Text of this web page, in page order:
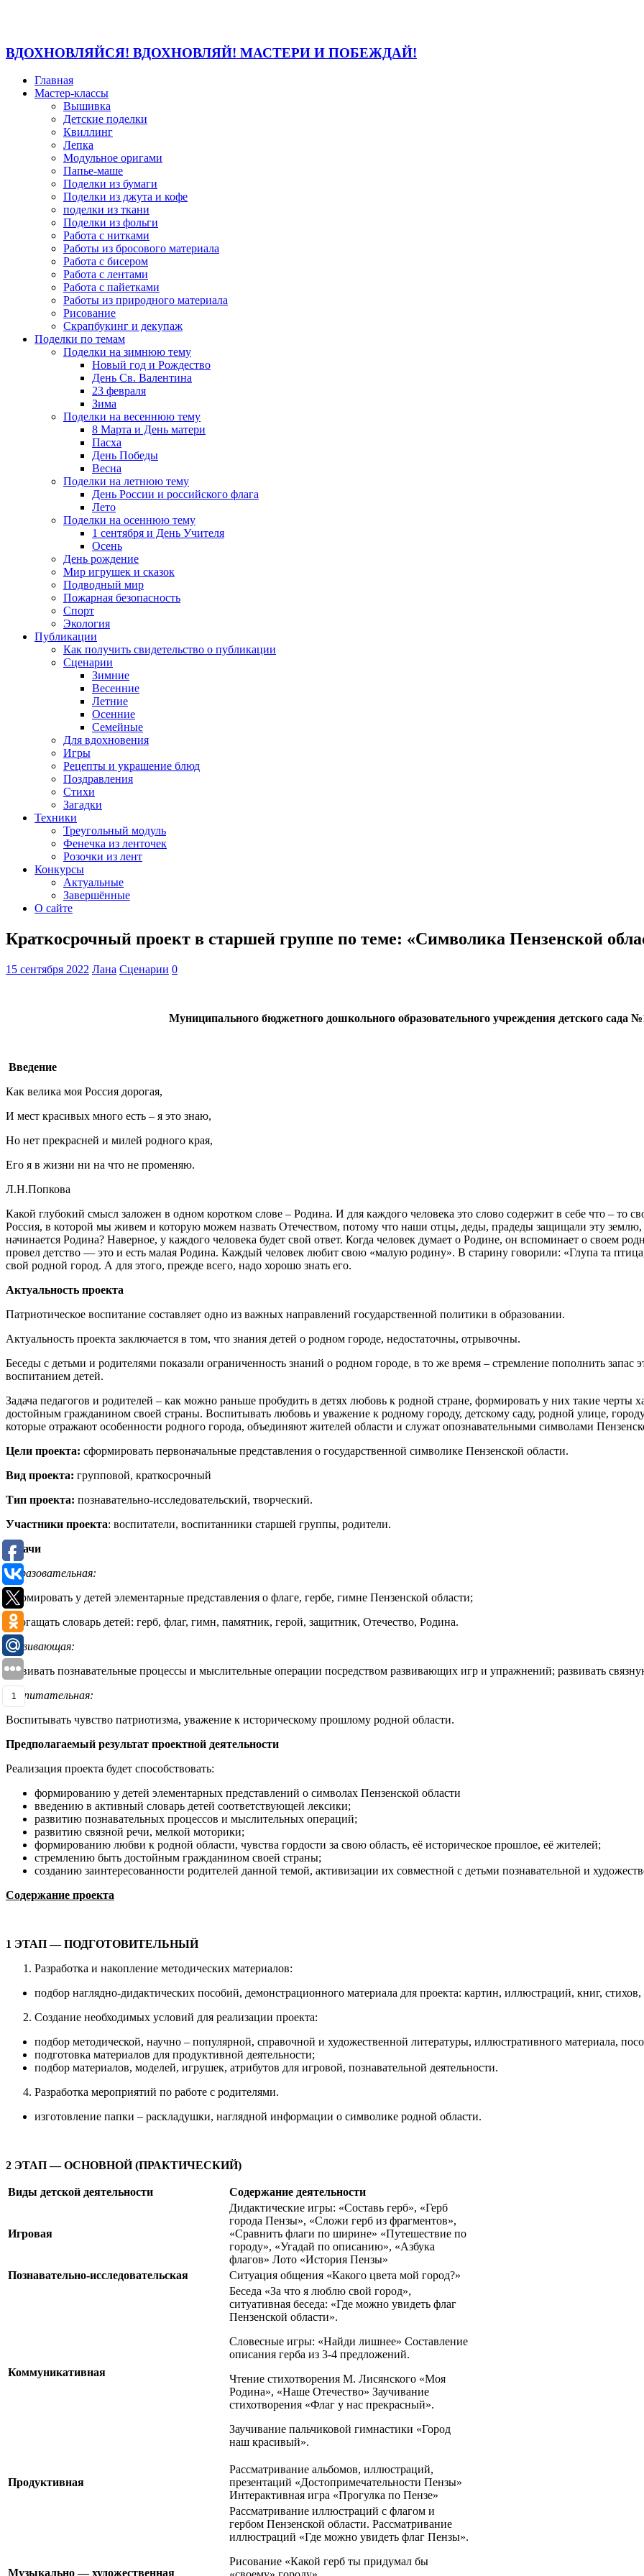
ВДОХНОВЛЯЙСЯ! ВДОХНОВЛЯЙ! МАСТЕРИ И ПОБЕЖДАЙ!
Главная
Мастер-классы
Вышивка
Детские поделки
Квиллинг
Лепка
Модульное оригами
Папье-маше
Поделки из бумаги
Поделки из джута и кофе
поделки из ткани
Поделки из фольги
Работа с нитками
Работы из бросового материала
Работа с бисером
Работа с лентами
Работа с пайетками
Работы из природного материала
Рисование
Скрапбукинг и декупаж
Поделки по темам
Поделки на зимнюю тему
Новый год и Рождество
День Св. Валентина
23 февраля
Зима
Поделки на весеннюю тему
8 Марта и День матери
Пасха
День Победы
Весна
Поделки на летнюю тему
День России и российского флага
Лето
Поделки на осеннюю тему
1 сентября и День Учителя
Осень
День рождение
Мир игрушек и сказок
Подводный мир
Пожарная безопасность
Спорт
Экология
Публикации
Как получить свидетельство о публикации
Сценарии
Зимние
Весенние
Летние
Осенние
Семейные
Для вдохновения
Игры
Рецепты и украшение блюд
Поздравления
Стихи
Загадки
Техники
Треугольный модуль
Фенечка из ленточек
Розочки из лент
Конкурсы
Актуальные
Завершённые
О сайте
Краткосрочный проект в старшей группе по теме: «Символика Пензенской
15 сентября 2022 Лана Сценарии 0
Муниципального бюджетного дошкольного образовательного учреждения детского сада
Введение
Как велика моя Россия дорогая,
И мест красивых много есть – я это знаю,
Но нет прекрасней и милей родного края,
Его я в жизни ни на что не променяю.
Л.Н.Попкова
Какой глубокий смысл заложен в одном коротком слове – Родина. И для каждого человека это слово содержит в себе что – то
Россия, в которой мы живем и которую можем назвать Отечеством, потому что наши отцы, деды, прадеды защищали эту
начинается Родина? Наверное, у каждого человека будет свой ответ. Когда человек думает о Родине, он вспоминает о своем
провел детство — это и есть малая Родина. Каждый человек любит свою «малую родину». В старину говорили: «Глупа та
свой родной город. А для этого, прежде всего, надо хорошо знать его.
Актуальность проекта
Патриотическое воспитание составляет одно из важных направлений государственной политики в образовании.
Актуальность проекта заключается в том, что знания детей о родном городе, недостаточны, отрывочны.
Беседы с детьми и родителями показали ограниченность знаний о родном городе, в то же время – стремление пополнить запас
воспитанием детей.
Задача педагогов и родителей – как можно раньше пробудить в детях любовь к родной стране, формировать у них такие черты
достойным гражданином своей страны. Воспитывать любовь и уважение к родному городу, детскому саду, родной улице,
которые отражают особенности родного города, объединяют жителей области и служат опознавательными символами
Цели проекта: сформировать первоначальные представления о государственной символике Пензенской области.
Вид проекта: групповой, краткосрочный
Тип проекта: познавательно-исследовательский, творческий.
Участники проекта: воспитатели, воспитанники старшей группы, родители.
Задачи
Образовательная:
Формировать у детей элементарные представления о флаге, гербе, гимне Пензенской области;
Обогащать словарь детей: герб, флаг, гимн, памятник, герой, защитник, Отечество, Родина.
Развивающая:
Развивать познавательные процессы и мыслительные операции посредством развивающих игр и упражнений; развивать
Воспитательная:
Воспитывать чувство патриотизма, уважение к историческому прошлому родной области.
Предполагаемый результат проектной деятельности
Реализация проекта будет способствовать:
формированию у детей элементарных представлений о символах Пензенской области
введению в активный словарь детей соответствующей лексики;
развитию познавательных процессов и мыслительных операций;
развитию связной речи, мелкой моторики;
формированию любви к родной области, чувства гордости за свою область, её историческое прошлое, её жителей;
стремлению быть достойным гражданином своей страны;
созданию заинтересованности родителей данной темой, активизации их совместной с детьми познавательной и
Содержание проекта
1 ЭТАП — ПОДГОТОВИТЕЛЬНЫЙ
Разработка и накопление методических материалов:
подбор наглядно-дидактических пособий, демонстрационного материала для проекта: картин, иллюстраций, книг, стихов,
Создание необходимых условий для реализации проекта:
подбор методической, научно – популярной, справочной и художественной литературы, иллюстративного материала,
подготовка материалов для продуктивной деятельности;
подбор материалов, моделей, игрушек, атрибутов для игровой, познавательной деятельности.
Разработка мероприятий по работе с родителями.
изготовление папки – раскладушки, наглядной информации о символике родной области.
2 ЭТАП — ОСНОВНОЙ (ПРАКТИЧЕСКИЙ)
Виды детской деятельности Содержание деятельности
Игровая
Дидактические игры: «Составь герб», «Герб
города Пензы», «Сложи герб из фрагментов»,
«Сравнить флаги по ширине» «Путешествие по
городу», «Угадай по описанию», «Азбука
флагов» Лото «История Пензы»
Познавательно-исследовательская
Ситуация общения «Какого цвета мой город?»
Коммуникативная
Беседа «За что я люблю свой город»,
ситуативная беседа: «Где можно увидеть флаг
Пензенской области».
Словесные игры: «Найди лишнее» Составление
описания герба из 3-4 предложений.
Чтение стихотворения М. Лисянского «Моя
Родина», «Наше Отечество» Заучивание
стихотворения «Флаг у нас прекрасный».
Заучивание пальчиковой гимнастики «Город
наш красивый».
Продуктивная
Рассматривание альбомов, иллюстраций,
презентаций «Достопримечательности Пензы»
Интерактивная игра «Прогулка по Пензе»
Музыкально — художественная
Рассматривание иллюстраций с флагом и
гербом Пензенской области. Рассматривание
иллюстраций «Где можно увидеть флаг Пензы».
Рисование «Какой герб ты придумал бы
1